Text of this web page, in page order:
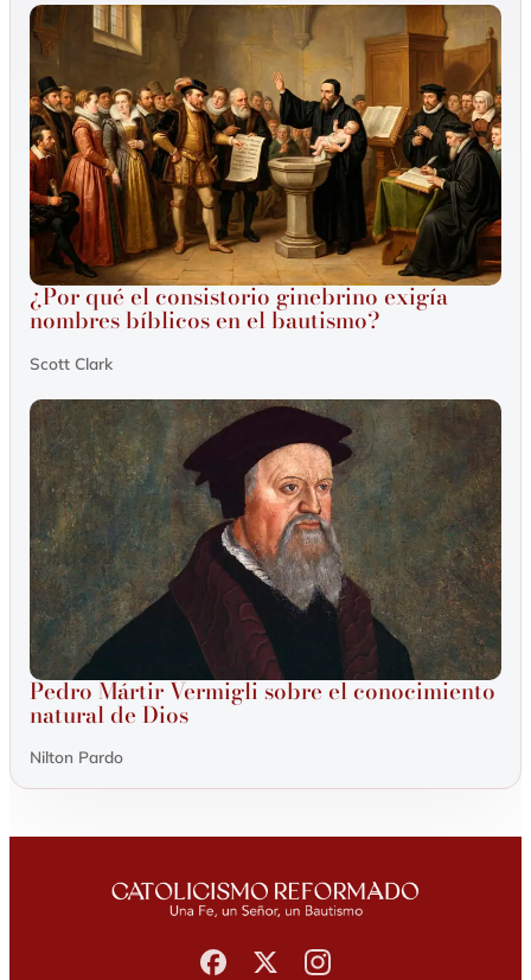
¿Por qué el consistorio ginebrino exigía
nombres bíblicos en el bautismo?
Scott Clark
Pedro Mártir Vermigli sobre el conocimiento
natural de Dios
Nilton Pardo